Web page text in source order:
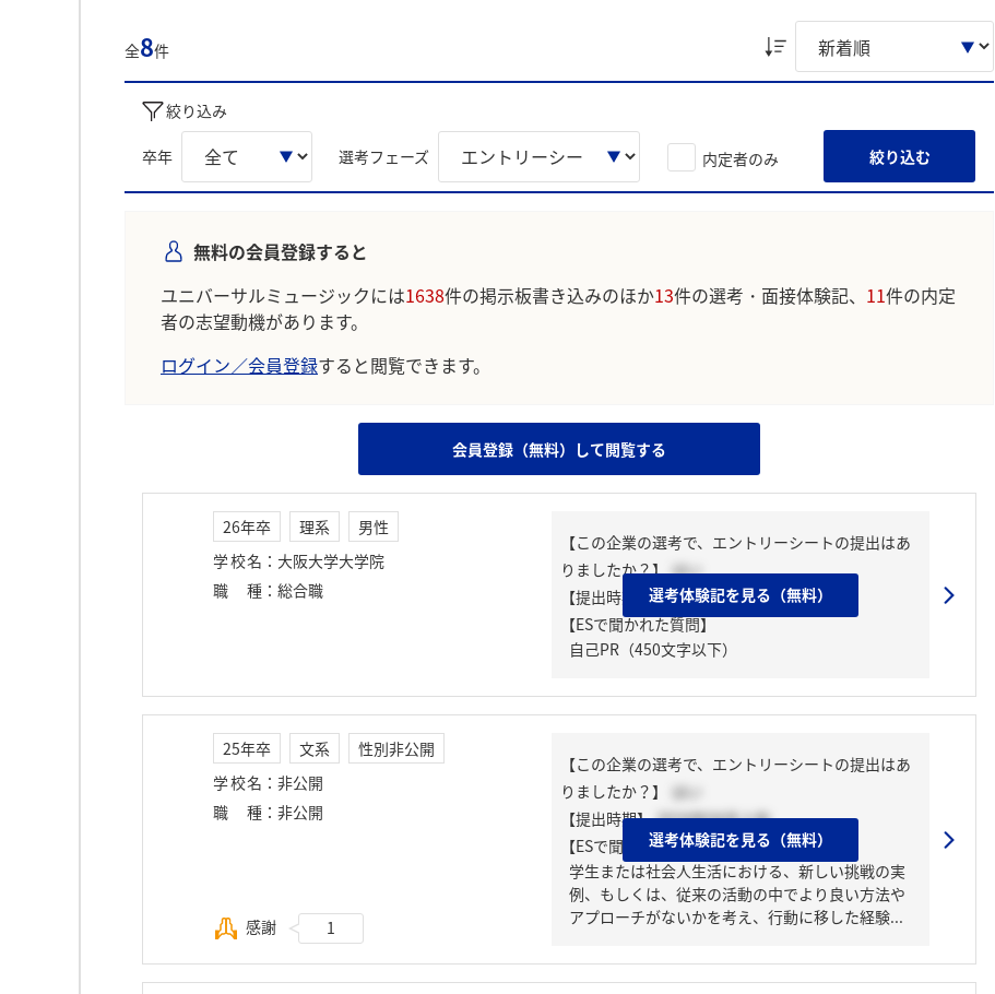
勢」について回答に含める傾向が多く見られました。
※AIを使用し、過去3年間のユーザー投稿を要約しています。実際のユーザの投稿は下記の一覧からご確認ください。
全8件
絞り込み
卒年 選考フェーズ 内定者のみ 絞り込む
無料の会員登録すると
ユニバーサルミュージックには1638件の掲示板書き込みのほか13件の選考・面接体験記、 11件の内定
者の志望動機があります。
ログイン／会員登録すると閲覧できます。
会員登録（無料）して閲覧する
26年卒 理系
男性
学校名 ： 大阪大学大学院
職種 ： 総合職
【この企業の選考で、エントリーシートの提出はあ
りましたか？】 はい
【提出時期】 2025年03月下旬
【ESで聞かれた質問】
自己PR（450文字以下）
選考体験記を見る（無料）
25年卒 文系
性別非公開
学校名 ： 非公開
職種 ： 非公開
感謝 1
【この企業の選考で、エントリーシートの提出はあ
りましたか？】
はい
【提出時期】 2024年04月上旬
【ESで聞かれた質問】
学生または社会人生活における、新しい挑戦の実
例、もしくは、従来の活動の中でより良い方法や
アプローチがないかを考え、行動に移した経験...
選考体験記を見る（無料）